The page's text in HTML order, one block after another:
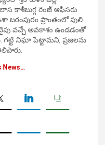
కాశీబుగ్గ రెంజ్ ఆఫీసరు
బరంపురం ప్రాంతంలో పులి
వైపు వచ్చే అవకాశం ఉండడంతో
గట్టి నిఘా పెట్టామని, ప్రజలను
News…